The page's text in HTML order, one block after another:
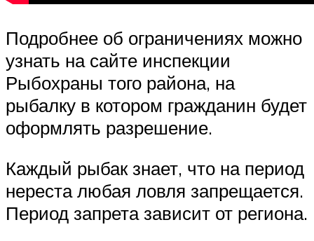
Подробнее об ограничениях можно
узнать на сайте инспекции
Рыбохраны того района, на
рыбалку в котором гражданин будет
оформлять разрешение.
Каждый рыбак знает, что на период
нереста любая ловля запрещается.
Период запрета зависит от региона.